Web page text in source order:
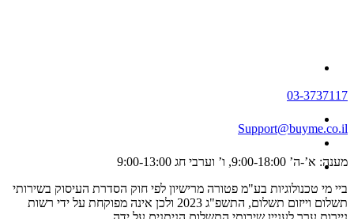
03-3737117
Support@buyme.co.il
מענה: א’-ה’ 9:00-18:00, ו’ וערבי חג 9:00-13:00
ביי מי טכנולוגיות בע"מ פטורה מרישיון לפי חוק הסדרת העיסוק בשירותי
תשלום וייזום תשלום, התשפ"ג 2023 ולכן אינה מפוקחת על ידי רשות